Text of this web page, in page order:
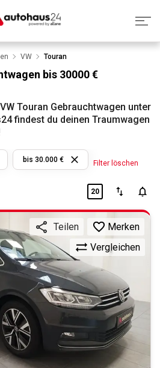
& Antworten
die Inzahlungnahme
VW Touran
bis 30000 €
Touran Gebrauchtwagen unter
findest du deinen Traumwagen
bis 30.000 € Filter löschen
20
Vergleichen
Teilen Merken